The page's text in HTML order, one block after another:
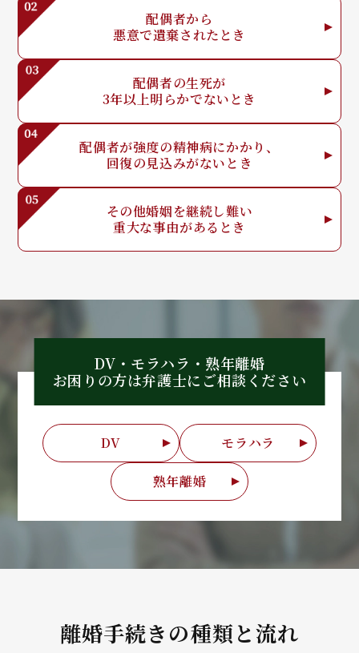
配偶者から
悪意で遺棄されたとき
配偶者の生死が
3年以上明らかでないとき
配偶者が強度の精神病にかかり、
回復の見込みがないとき
その他婚姻を継続し難い
重大な事由があるとき
DV・モラハラ・熟年離婚
お困りの方は弁護士に ご相談ください
DV モラハラ
熟年離婚
離婚手続きの種類と流れ